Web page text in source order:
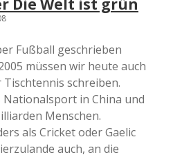
Die Welt ist grün
Fußball geschrieben
müssen wir heute auch
schreiben.
in China und
Menschen.
als Cricket oder Gaelic
auch, an die